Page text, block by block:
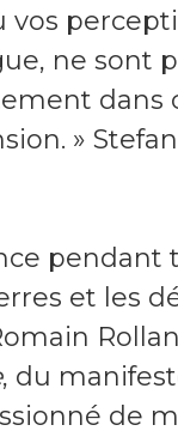
ne sont
dans
»
pendant
et les
, du
de